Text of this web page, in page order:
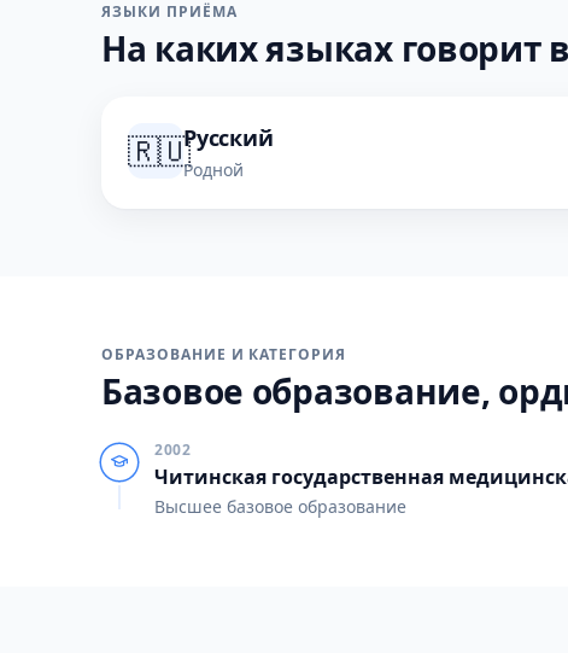
ЯЗЫКИ ПРИЁМА
На каких языках говорит
🇷🇺Русский
Родной
ОБРАЗОВАНИЕ И КАТЕГОРИЯ
Базовое образование,
2002
Читинская государственная
Высшее базовое образование